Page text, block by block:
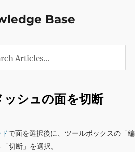
Base
シュの面を切断
で面を選択後に、ツールボックスの「編
切断」を選択。